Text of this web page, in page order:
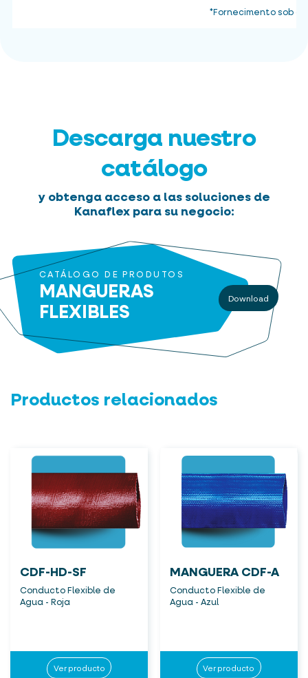
*Fornecimento sob
Descarga nuestro
catálogo
y obtenga acceso a las soluciones de
Kanaflex para su negocio:
CATÁLOGO DE PRODUTOS
MANGUERAS
FLEXIBLES
Download
Productos relacionados
CDF-HD-SF
Conducto Flexible de
Agua - Roja
Ver producto
MANGUERA CDF-A
Conducto Flexible de
Agua - Azul
Ver producto